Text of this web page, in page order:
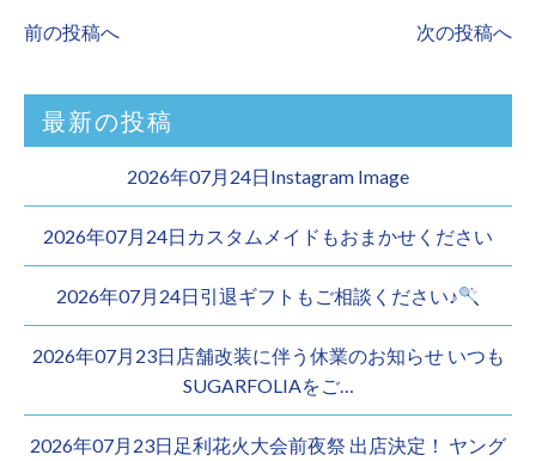
前の投稿へ 次の投稿へ
最新の投稿
2026年07月24日Instagram Image
2026年07月24日カスタムメイドもおまかせください︎
2026年07月24日引退ギフトもご相談ください♪
2026年07月23日店舗改装に伴う休業のお知らせ いつも
SUGARFOLIAをご…
2026年07月23日足利花火大会前夜祭 出店決定！ ヤング